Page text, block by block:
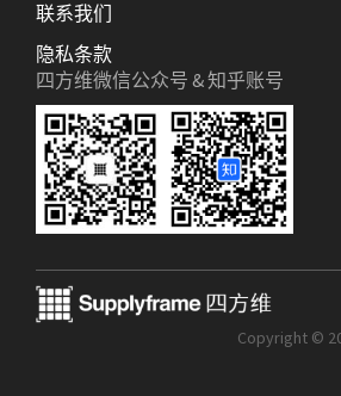
联系我们
隐私条款
四方维微信公众号 & 知乎账号
Copyright ©